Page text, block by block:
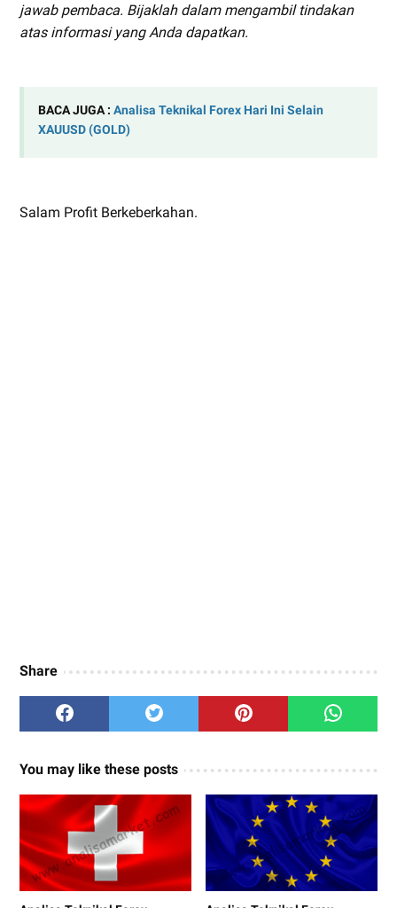
jawab pembaca. Bijaklah dalam mengambil tindakan
atas informasi yang Anda dapatkan.
BACA JUGA : Analisa Teknikal Forex Hari Ini Selain
XAUUSD (GOLD)
Salam Profit Berkeberkahan.
Share
You may like these posts